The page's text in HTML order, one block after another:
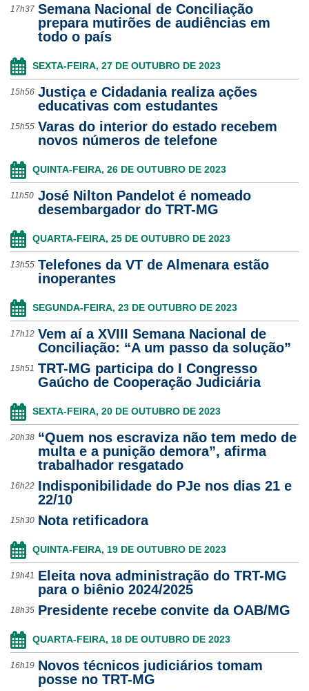
Contato
17h37 Semana Nacional de Conciliação
prepara mutirões de audiências em
todo o país
SEXTA-FEIRA, 27 DE OUTUBRO DE 2023
15h56 Justiça e Cidadania realiza ações
educativas com estudantes
15h55 Varas do interior do estado recebem
novos números de telefone
QUINTA-FEIRA, 26 DE OUTUBRO DE 2023
11h50 José Nilton Pandelot é nomeado
desembargador do TRT-MG
QUARTA-FEIRA, 25 DE OUTUBRO DE 2023
13h55 Telefones da VT de Almenara estão
inoperantes
SEGUNDA-FEIRA, 23 DE OUTUBRO DE 2023
17h12 Vem aí a XVIII Semana Nacional de
Conciliação: “A um passo da solução”
15h51 TRT-MG participa do I Congresso
Gaúcho de Cooperação Judiciária
SEXTA-FEIRA, 20 DE OUTUBRO DE 2023
20h38 “Quem nos escraviza não tem medo de
multa e a punição demora”, afirma
trabalhador resgatado
16h22 Indisponibilidade do PJe nos dias 21 e
22/10
15h30 Nota retificadora
QUINTA-FEIRA, 19 DE OUTUBRO DE 2023
19h41 Eleita nova administração do TRT-MG
para o biênio 2024/2025
18h35 Presidente recebe convite da OAB/MG
QUARTA-FEIRA, 18 DE OUTUBRO DE 2023
16h19 Novos técnicos judiciários tomam
posse no TRT-MG